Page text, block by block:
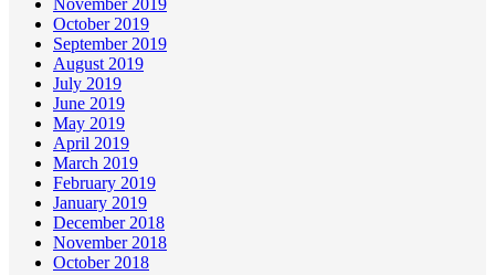
November 2019
October 2019
September 2019
August 2019
July 2019
June 2019
May 2019
April 2019
March 2019
February 2019
January 2019
December 2018
November 2018
October 2018